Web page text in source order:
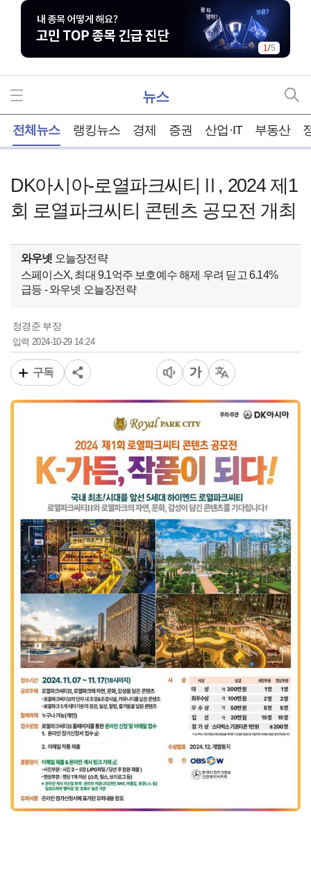
1/5
뉴스
전체뉴스 랭킹뉴스 경제 증권 산업·IT 부동산
DK아시아-로열파크씨티Ⅱ, 2024 제1
회 로열파크씨티 콘텐츠 공모전 개최
와우넷 오늘장전략
스페이스X, 최대 9.1억주 보호예수 해제 우려 딛고 6.14%
급등 - 와우넷 오늘장전략
정경준 부장
입력2024-10-29 14:24
구독